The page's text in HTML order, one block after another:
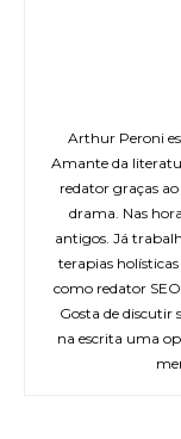
Arthur Peroni
Amante da
redator graças
drama. Nas
antigos. Já
terapias
como redator
Gosta de discutir
na escrita uma